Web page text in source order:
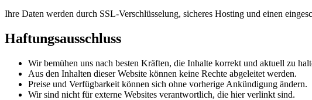
Ihre Daten werden durch SSL-Verschlüsselung, sicheres Hosting und einen
Haftungsausschluss
Wir bemühen uns nach besten Kräften, die Inhalte korrekt und aktuell zu
Aus den Inhalten dieser Website können keine Rechte abgeleitet werden.
Preise und Verfügbarkeit können sich ohne vorherige Ankündigung ändern.
Wir sind nicht für externe Websites verantwortlich, die hier verlinkt sind.